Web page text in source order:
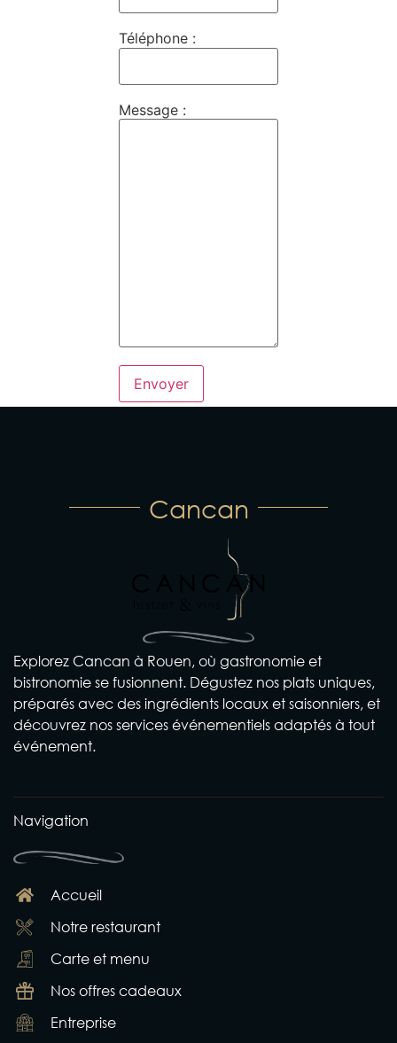
Téléphone :
Message :
Cancan
Explorez Cancan à Rouen, où gastronomie et
bistronomie se fusionnent. Dégustez nos plats uniques,
préparés avec des ingrédients locaux et saisonniers, et
découvrez nos services événementiels adaptés à tout
événement.
Navigation
Accueil
Notre restaurant
Carte et menu
Nos offres cadeaux
Entreprise